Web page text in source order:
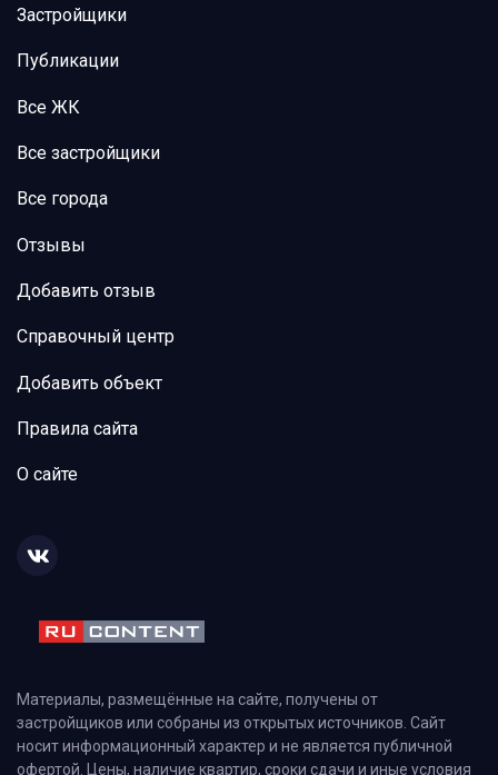
Застройщики
Публикации
Все ЖК
Все застройщики
Все города
Отзывы
Добавить отзыв
Справочный центр
Добавить объект
Правила сайта
О сайте
Материалы, размещённые на сайте, получены от
застройщиков или собраны из открытых источников. Сайт
носит информационный характер и не является публичной
офертой. Цены, наличие квартир, сроки сдачи и иные условия